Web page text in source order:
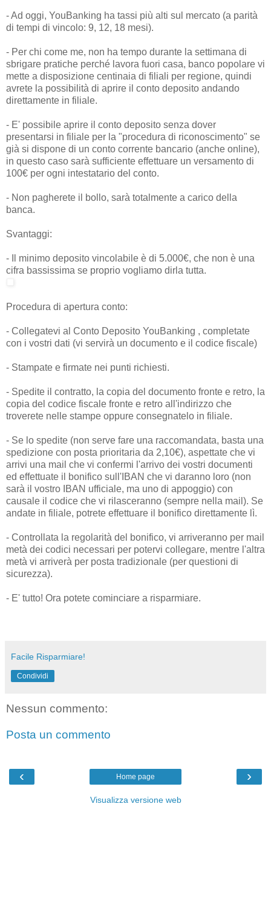
- Ad oggi, YouBanking ha tassi più alti sul mercato (a parità
di tempi di vincolo: 9, 12, 18 mesi).
- Per chi come me, non ha tempo durante la settimana di
sbrigare pratiche perché lavora fuori casa, banco popolare vi
mette a disposizione centinaia di filiali per regione, quindi
avrete la possibilità di aprire il conto deposito andando
direttamente in filiale.
- E' possibile aprire il conto deposito senza dover
presentarsi in filiale per la "procedura di riconoscimento" se
già si dispone di un conto corrente bancario (anche online),
in questo caso sarà sufficiente effettuare un versamento di
100€ per ogni intestatario del conto.
- Non pagherete il bollo, sarà totalmente a carico della
banca.
Svantaggi:
- Il minimo deposito vincolabile è di 5.000€, che non è una
cifra bassissima se proprio vogliamo dirla tutta.
Procedura di apertura conto:
- Collegatevi al Conto Deposito YouBanking , completate
con i vostri dati (vi servirà un documento e il codice fiscale)
- Stampate e firmate nei punti richiesti.
- Spedite il contratto, la copia del documento fronte e retro, la
copia del codice fiscale fronte e retro all'indirizzo che
troverete nelle stampe oppure consegnatelo in filiale.
- Se lo spedite (non serve fare una raccomandata, basta una
spedizione con posta prioritaria da 2,10€), aspettate che vi
arrivi una mail che vi confermi l'arrivo dei vostri documenti
ed effettuate il bonifico sull'IBAN che vi daranno loro (non
sarà il vostro IBAN ufficiale, ma uno di appoggio) con
causale il codice che vi rilasceranno (sempre nella mail). Se
andate in filiale, potrete effettuare il bonifico direttamente lì.
- Controllata la regolarità del bonifico, vi arriveranno per mail
metà dei codici necessari per potervi collegare, mentre l'altra
metà vi arriverà per posta tradizionale (per questioni di
sicurezza).
- E' tutto! Ora potete cominciare a risparmiare.
Facile Risparmiare!
Condividi
Nessun commento:
Posta un commento
‹ ›
Home page
Visualizza versione web